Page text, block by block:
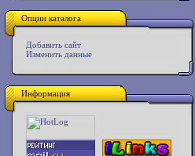
Опции каталога
Добавить сайт
Изменить данные
Информация